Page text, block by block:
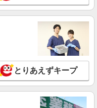
とりあえずキープ